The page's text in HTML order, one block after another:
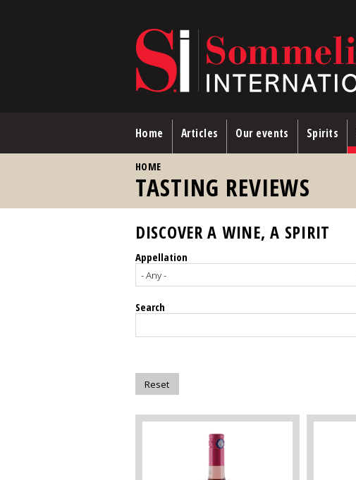
Home Articles Our events Spirits
HOME
TASTING REVIEWS
DISCOVER A WINE, A SPIRIT
Appellation
Search